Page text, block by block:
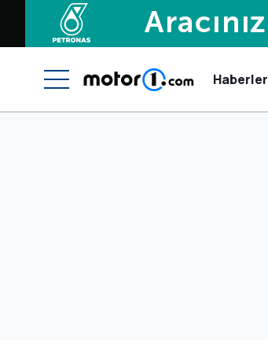
Haberler